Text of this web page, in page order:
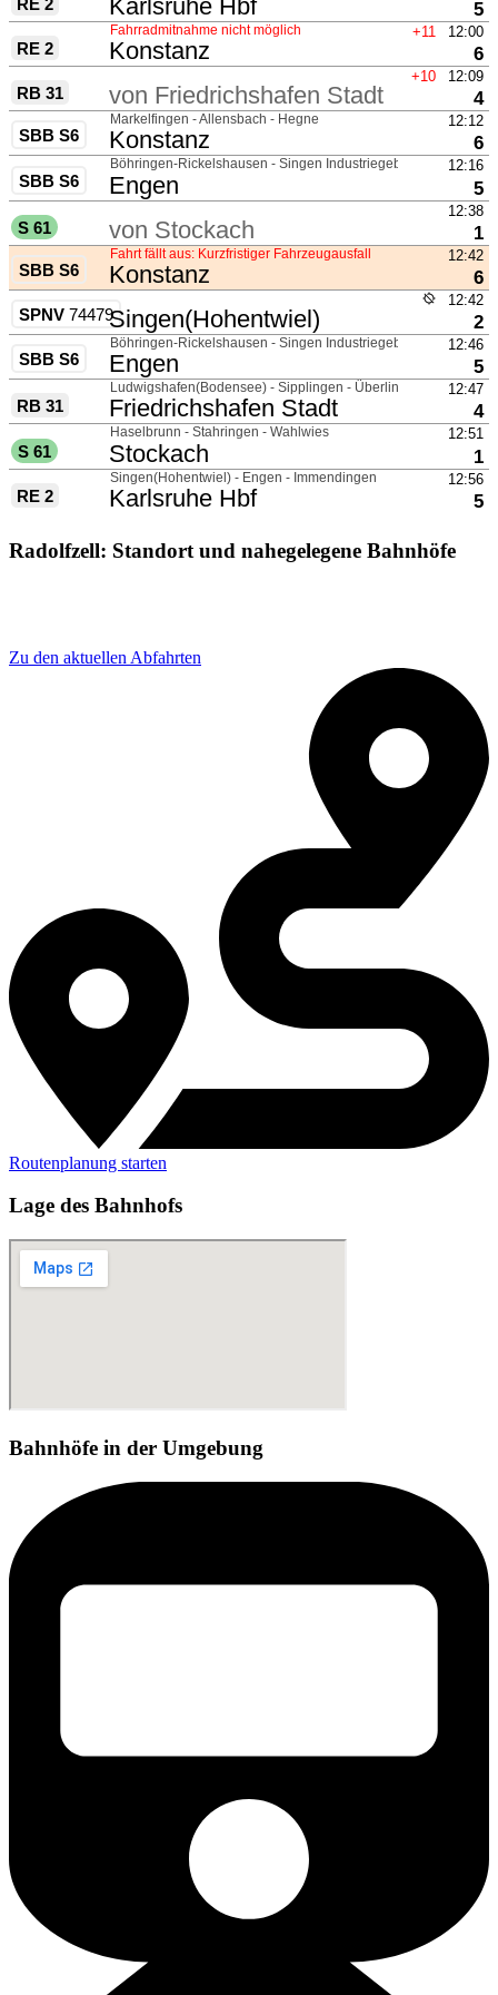
Radolfzell: Standort und nahegelegene Bahnhöfe
Zu den aktuellen Abfahrten
Routenplanung starten
Lage des Bahnhofs
Bahnhöfe in der Umgebung